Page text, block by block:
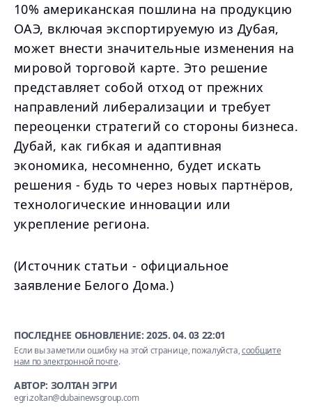
10% американская пошлина на продукцию
ОАЭ, включая экспортируемую из Дубая,
может внести значительные изменения на
мировой торговой карте. Это решение
представляет собой отход от прежних
направлений либерализации и требует
переоценки стратегий со стороны бизнеса.
Дубай, как гибкая и адаптивная
экономика, несомненно, будет искать
решения - будь то через новых партнёров,
технологические инновации или
укрепление региона.
(Источник статьи - официальное
заявление Белого Дома.)
ПОСЛЕДНЕЕ ОБНОВЛЕНИЕ:2025. 04. 03 22:01
Если вы заметили ошибку на этой странице, пожалуйста,сообщите
нам по электронной почте.
АВТОР: ЗОЛТАН ЭГРИ
egri.zoltan@dubainewsgroup.com